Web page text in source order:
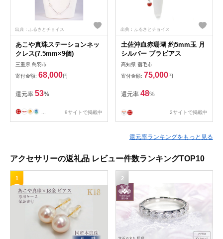
出典：ふるさとチョイス
あこや真珠ステーションネッ
クレス(7.5mm×9個)
三重県 鳥羽市
寄付金額: 68,000円
還元率 53%
... 9サイトで掲載中
出典：ふるさとチョイス
土佐沖血赤珊瑚 約5mm玉 月
シルバー ブラピアス
高知県 宿毛市
寄付金額: 75,000円
還元率 48%
2サイトで掲載中
還元率ランキングをもっと見る
アクセサリーの返礼品 レビュー件数ランキングTOP10
1 2